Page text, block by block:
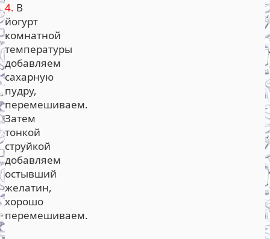
4. В
йогурт
комнатной
температуры
добавляем
сахарную
пудру,
перемешиваем.
Затем
тонкой
струйкой
добавляем
остывший
желатин,
хорошо
перемешиваем.